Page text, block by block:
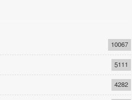
10067
5111
4282